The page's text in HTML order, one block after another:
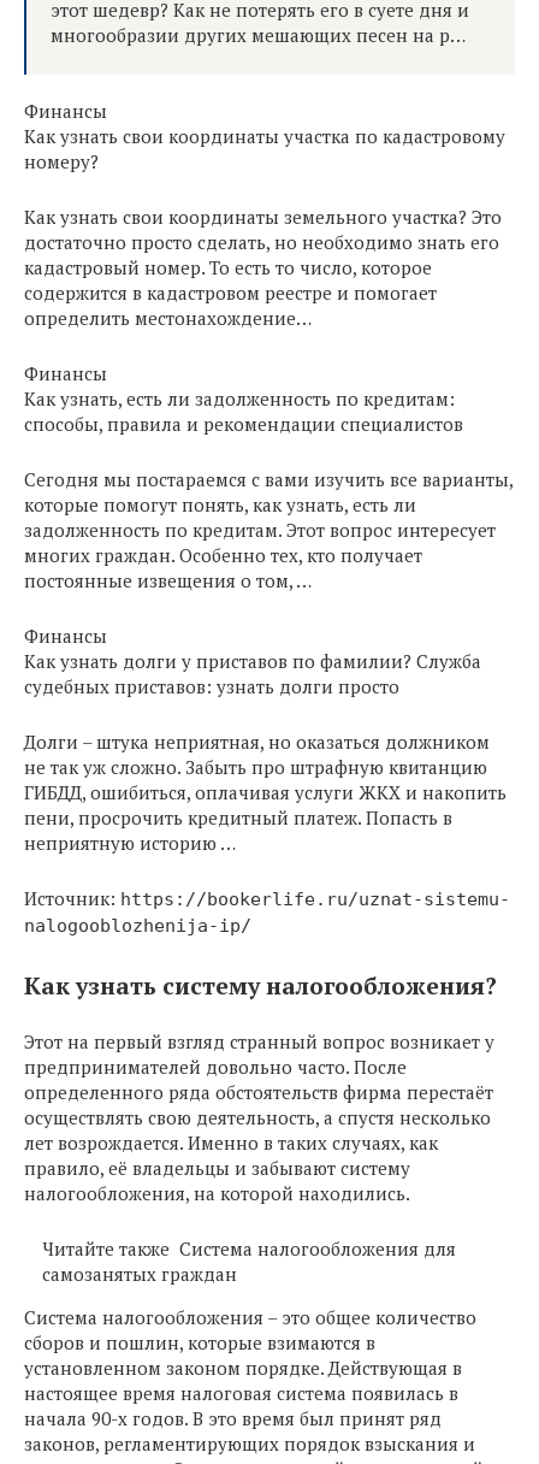
этот шедевр? Как не потерять его в суете дня и
многообразии других мешающих песен на р…
Финансы
Как узнать свои координаты участка по кадастровому
номеру?
Как узнать свои координаты земельного участка? Это
достаточно просто сделать, но необходимо знать его
кадастровый номер. То есть то число, которое
содержится в кадастровом реестре и помогает
определить местонахождение…
Финансы
Как узнать, есть ли задолженность по кредитам:
способы, правила и рекомендации специалистов
Сегодня мы постараемся с вами изучить все варианты,
которые помогут понять, как узнать, есть ли
задолженность по кредитам. Этот вопрос интересует
многих граждан. Особенно тех, кто получает
постоянные извещения о том, …
Финансы
Как узнать долги у приставов по фамилии? Служба
судебных приставов: узнать долги просто
Долги – штука неприятная, но оказаться должником
не так уж сложно. Забыть про штрафную квитанцию
ГИБДД, ошибиться, оплачивая услуги ЖКХ и накопить
пени, просрочить кредитный платеж. Попасть в
неприятную историю …
Источник: https://bookerlife.ru/uznat-sistemu-
nalogooblozhenija-ip/
Как узнать систему налогообложения?
Этот на первый взгляд странный вопрос возникает у
предпринимателей довольно часто. После
определенного ряда обстоятельств фирма перестаёт
осуществлять свою деятельность, а спустя несколько
лет возрождается. Именно в таких случаях, как
правило, её владельцы и забывают систему
налогообложения, на которой находились.
Читайте также Система налогообложения для
самозанятых граждан
Система налогообложения – это общее количество
сборов и пошлин, которые взимаются в
установленном законом порядке. Действующая в
настоящее время налоговая система появилась в
начала 90-х годов. В это время был принят ряд
законов, регламентирующих порядок взыскания и